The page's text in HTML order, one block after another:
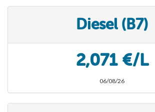
Diesel (B7)
2,071 €/L
06/08/26